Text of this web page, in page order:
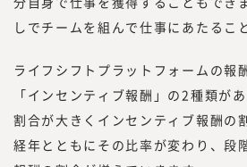
しでチームを組んで仕事にあたるこ
ライフシフトプラットフォームの報
「インセンティブ報酬」の2種類が
割合が大きくインセンティブ報酬の
経年とともにその比率が変わり、段